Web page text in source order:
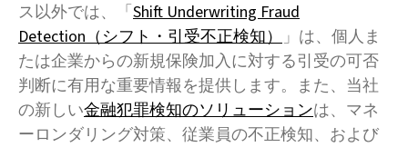
ス以外では、「Shift Underwriting Fraud
Detection（シフト・引受不正検知）」は、個人ま
たは企業からの新規保険加入に対する引受の可否
判断に有用な重要情報を提供します。また、当社
の新しい金融犯罪検知のソリューションは、マネ
ーロンダリング対策、従業員の不正検知、および